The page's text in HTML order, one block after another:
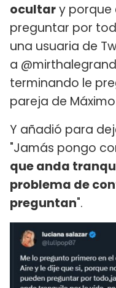
ocultary porque
preguntar por
una usuaria de
a
terminando le
pareja de
Y añadió para
"Jamás pongo
que anda
problema de
preguntan".